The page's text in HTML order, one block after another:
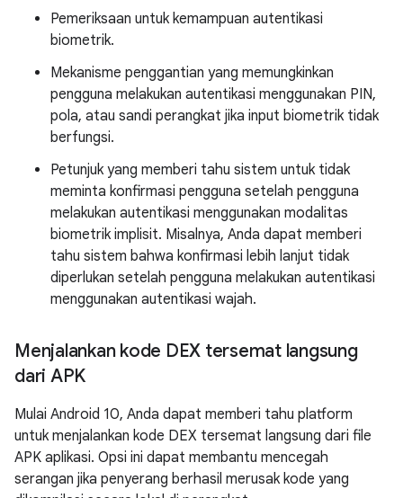
Pemeriksaan untuk kemampuan autentikasi
biometrik.
Mekanisme penggantian yang memungkinkan
pengguna melakukan autentikasi menggunakan PIN,
pola, atau sandi perangkat jika input biometrik tidak
berfungsi.
Petunjuk yang memberi tahu sistem untuk tidak
meminta konfirmasi pengguna setelah pengguna
melakukan autentikasi menggunakan modalitas
biometrik implisit. Misalnya, Anda dapat memberi
tahu sistem bahwa konfirmasi lebih lanjut tidak
diperlukan setelah pengguna melakukan autentikasi
menggunakan autentikasi wajah.
Menjalankan kode DEX tersemat langsung
dari APK
Mulai Android 10, Anda dapat memberi tahu platform
untuk menjalankan kode DEX tersemat langsung dari file
APK aplikasi. Opsi ini dapat membantu mencegah
serangan jika penyerang berhasil merusak kode yang